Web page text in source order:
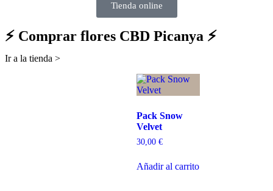
Tienda online
⚡ Comprar flores CBD Picanya ⚡
Ir a la tienda >
Pack Snow
Velvet
30,00 €
Añadir al carrito